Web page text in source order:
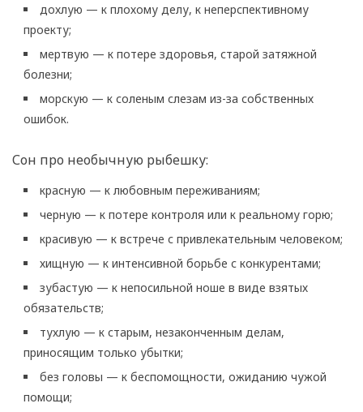
дохлую — к плохому делу, к неперспективному
проекту;
мертвую — к потере здоровья, старой затяжной
болезни;
морскую — к соленым слезам из-за собственных
ошибок.
Сон про необычную рыбешку:
красную — к любовным переживаниям;
черную — к потере контроля или к реальному горю;
красивую — к встрече с привлекательным человеком;
хищную — к интенсивной борьбе с конкурентами;
зубастую — к непосильной ноше в виде взятых
обязательств;
тухлую — к старым, незаконченным делам,
приносящим только убытки;
без головы — к беспомощности, ожиданию чужой
помощи;